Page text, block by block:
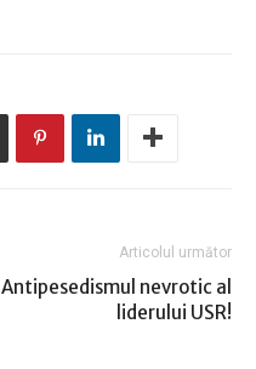
Articolul următor
Antipesedismul nevrotic al
liderului USR!